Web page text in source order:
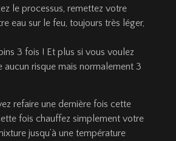
le processus, remettez votre
eau sur le feu, toujours très léger,
3 fois ! Et plus si vous voulez
aucun risque mais normalement 3
refaire une dernière fois cette
fois chauffez simplement votre
jusqu’à une température